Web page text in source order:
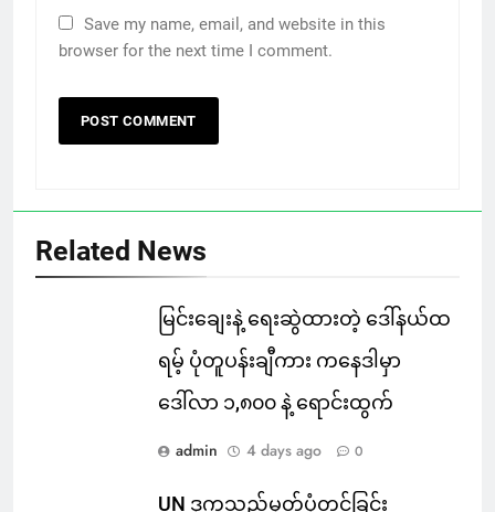
Save my name, email, and website in this
browser for the next time I comment.
Related News
မြင်းချေးနဲ့ ရေးဆွဲထားတဲ့ ဒေါ်နယ်ထ
ရမ့် ပုံတူပန်းချီကား ကနေဒါမှာ
ဒေါ်လာ ၁,၈၀၀ နဲ့ ရောင်းထွက်
admin 4 days ago 0
UN ဒုက္ခသည်မှတ်ပုံတင်ခြင်း